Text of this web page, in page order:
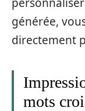
générée,
directement
mots